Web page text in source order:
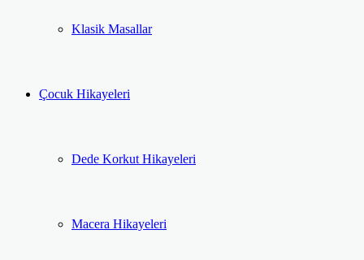
Klasik Masallar
Çocuk Hikayeleri
Dede Korkut Hikayeleri
Macera Hikayeleri